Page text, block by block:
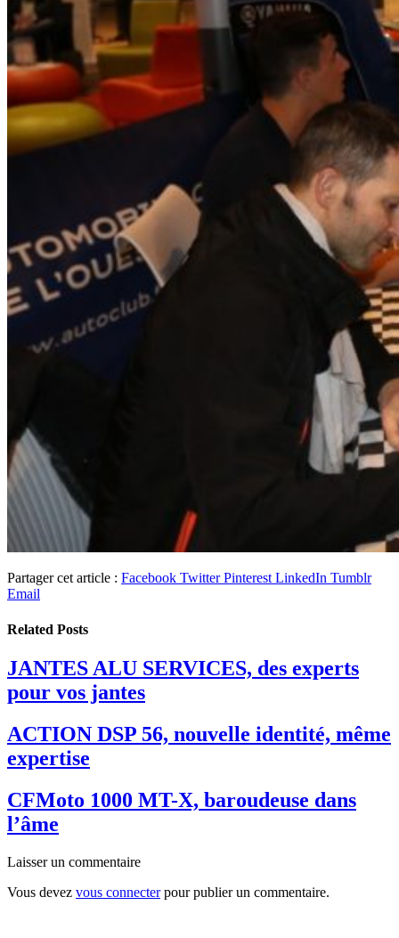
Partager cet article : Facebook Twitter Pinterest LinkedIn Tumblr
Email
Related Posts
JANTES ALU SERVICES, des experts
pour vos jantes
ACTION DSP 56, nouvelle identité, même
expertise
CFMoto 1000 MT-X, baroudeuse dans
l’âme
Laisser un commentaire
Vous devez vous connecterpour publier un commentaire.